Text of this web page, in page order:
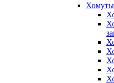
Хомуты